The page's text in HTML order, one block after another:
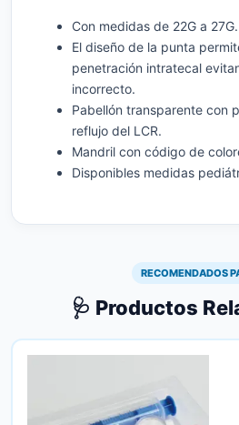
Con medidas de 22G a 27G.
El diseño de la punta
penetración intratecal
incorrecto.
Pabellón transparente con
reflujo del LCR.
Mandril con código de
Disponibles medidas
RECOMENDADOS
🩺 Productos